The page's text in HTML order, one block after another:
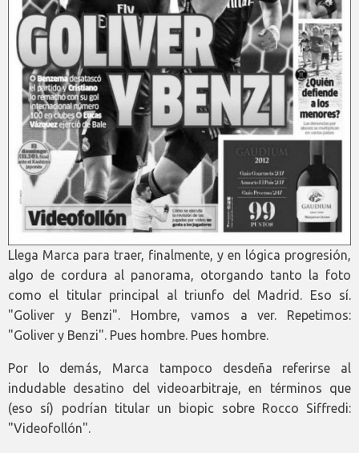
Llega Marca para traer, finalmente, y en lógica progresión,
algo de cordura al panorama, otorgando tanto la foto
como el titular principal al triunfo del Madrid. Eso sí.
"Goliver y Benzi". Hombre, vamos a ver. Repetimos:
"Goliver y Benzi". Pues hombre. Pues hombre.
Por lo demás, Marca tampoco desdeña referirse al
indudable desatino del videoarbitraje, en términos que
(eso sí) podrían titular un biopic sobre Rocco Siffredi:
"Videofollón".